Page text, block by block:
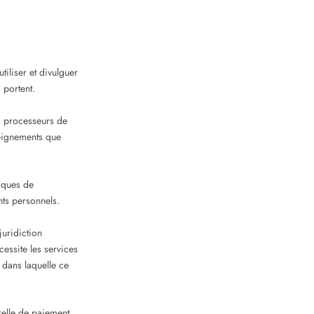
et divulguer
portent.
processeurs de
que
de
personnels.
les services
laquelle ce